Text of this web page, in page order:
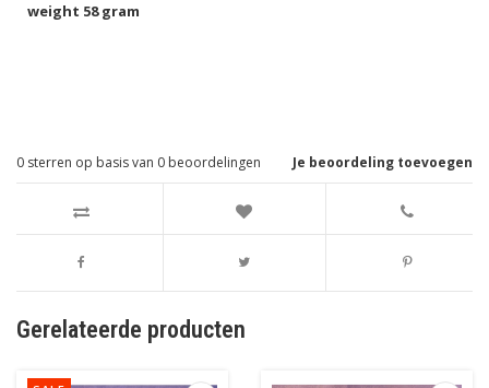
weight 58 gram
Je beoordeling toevoegen
0 sterren op basis van 0 beoordelingen
Gerelateerde producten